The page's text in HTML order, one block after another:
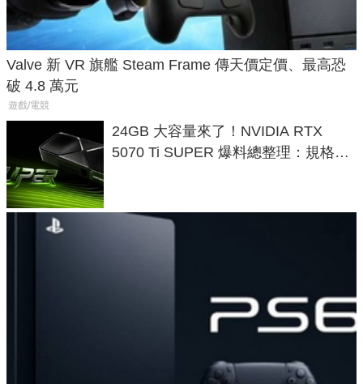
Valve 新 VR 旗艦 Steam Frame 傳天價定價、最高恐
破 4.8 萬元
遊戲/電競
24GB 大容量來了！NVIDIA RTX
5070 Ti SUPER 爆料總整理：規格、